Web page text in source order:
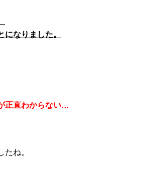
になりました。
正直わからない…
たね。